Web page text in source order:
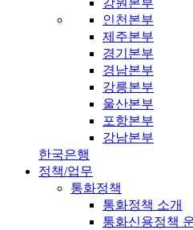
인천본부
제주본부
경기본부
경남본부
강릉본부
울산본부
포항본부
강남본부
한국은행
정책/업무
통화정책
통화정책 소개
통화신용정책